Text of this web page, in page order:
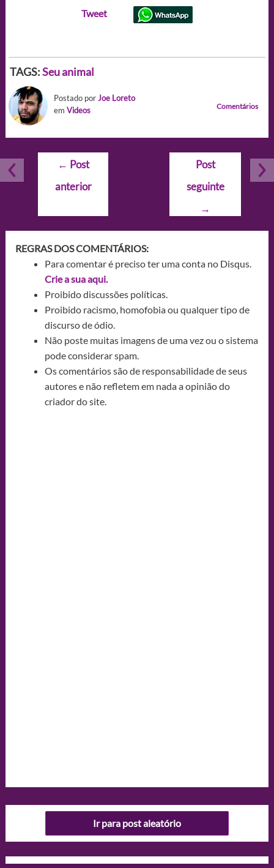
Tweet
TAGS:Seu animal
Postado porJoe Loreto
em Videos Comentários
Navegação
Post
← Post
anterior
Post
seguinte
→
REGRAS DOS COMENTÁRIOS:
Para comentar é preciso ter uma conta no Disqus.
Crie a sua aqui.
Proibido discussões políticas.
Proibido racismo, homofobia ou qualquer tipo de
discurso de ódio.
Não poste muitas imagens de uma vez ou o sistema
pode considerar spam.
Os comentários são de responsabilidade de seus
autores e não refletem em nada a opinião do
criador do site.
Ir para post aleatório